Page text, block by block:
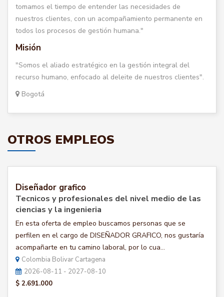
tomamos el tiempo de entender las necesidades de
nuestros clientes, con un acompañamiento permanente en
todos los procesos de gestión humana."
Misión
"Somos el aliado estratégico en la gestión integral del
recurso humano, enfocado al deleite de nuestros clientes".
Bogotá
OTROS EMPLEOS
Diseñador grafico
Tecnicos y profesionales del nivel medio de las
ciencias y la ingenieria
En esta oferta de empleo buscamos personas que se
perfilen en el cargo de DISEÑADOR GRAFICO, nos gustaría
acompañarte en tu camino laboral, por lo cua...
Colombia Bolivar Cartagena
2026-08-11 - 2027-08-10
$ 2.691.000